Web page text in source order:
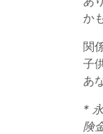
か
関
子
あ
*
険